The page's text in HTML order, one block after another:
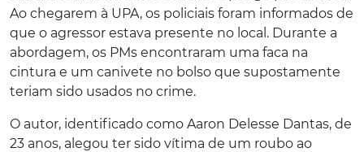
Ao chegarem à UPA, os policiais foram informados de
que o agressor estava presente no local. Durante a
abordagem, os PMs encontraram uma faca na
cintura e um canivete no bolso que supostamente
teriam sido usados no crime.
O autor, identificado como Aaron Delesse Dantas, de
23 anos, alegou ter sido vítima de um roubo ao